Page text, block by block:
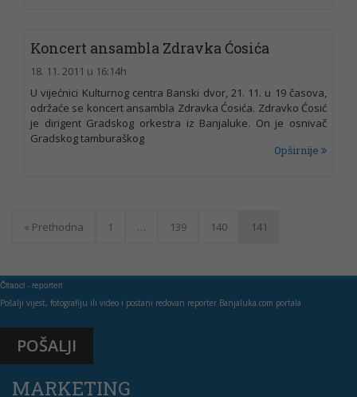
Koncert ansambla Zdravka Ćosića
18. 11. 2011 u 16:14h
U vijećnici Kulturnog centra Banski dvor, 21. 11. u 19 časova,
održaće se koncert ansambla Zdravka Ćosića. Zdravko Ćosić
je dirigent Gradskog orkestra iz Banjaluke. On je osnivač
Gradskog tamburaškog
Opširnije
« Prethodna 1 … 139 140 141
Čitaoci - reporteri
Pošalji vijest, fotografiju ili video i postani redovan reporter Banjaluka.com portala
POŠALJI
MARKETING